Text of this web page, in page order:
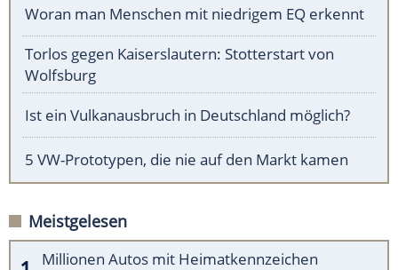
Woran man Menschen mit niedrigem EQ erkennt
Torlos gegen Kaiserslautern: Stotterstart von
Wolfsburg
Ist ein Vulkanausbruch in Deutschland möglich?
5 VW-Prototypen, die nie auf den Markt kamen
Meistgelesen
Millionen Autos mit Heimatkennzeichen